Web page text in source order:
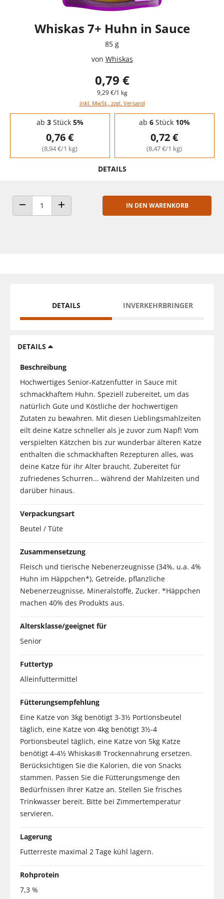
Whiskas 7+ Huhn in Sauce
85 g
von Whiskas
0,79 €
9,29 €/1 kg
inkl. MwSt., zzgl. Versand
Staffelpreise - Mengenrabatt
ab 3Stück 5%
0,76 €
(8,94 €/1 kg)
ab 6Stück 10%
0,72 €
(8,47 €/1 kg)
DETAILS
ANZAHL VERRINGERNANZAHL ERHÖHEN
IN DEN WARENKORB
DETAILS INVERKEHRBRINGER
DETAILS
Beschreibung
Hochwertiges Senior-Katzenfutter in Sauce mit
schmackhaftem Huhn. Speziell zubereitet, um das
natürlich Gute und Köstliche der hochwertigen
Zutaten zu bewahren. Mit diesen Lieblingsmahlzeiten
eilt deine Katze schneller als je zuvor zum Napf! Vom
verspielten Kätzchen bis zur wunderbar älteren Katze
enthalten die schmackhaften Rezepturen alles, was
deine Katze für ihr Alter braucht. Zubereitet für
zufriedenes Schurren... während der Mahlzeiten und
darüber hinaus.
Verpackungsart
Beutel / Tüte
Zusammensetzung
Fleisch und tierische Nebenerzeugnisse (34%, u.a. 4%
Huhn im Häppchen*), Getreide, pflanzliche
Nebenerzeugnisse, Mineralstoffe, Zucker. *Häppchen
machen 40% des Produkts aus.
Altersklasse/geeignet für
Senior
Futtertyp
Alleinfuttermittel
Fütterungsempfehlung
Eine Katze von 3kg benötigt 3-3½ Portionsbeutel
täglich, eine Katze von 4kg benötigt 3½-4
Portionsbeutel täglich, eine Katze von 5kg Katze
benötigt 4-4½ Whiskas® Trockennahrung ersetzen.
Berücksichtigen Sie die Kalorien, die von Snacks
stammen. Passen Sie die Fütterungsmenge den
Bedürfnissen Ihrer Katze an. Stellen Sie frisches
Trinkwasser bereit. Bitte bei Zimmertemperatur
servieren.
Lagerung
Futterreste maximal 2 Tage kühl lagern.
Rohprotein
7,3 %